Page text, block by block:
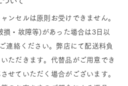
ンセルは原則お受けできません。
損・故障等)があった場合は3日以
連絡ください。弊店にて配送料負
ただきます。代替品がご用意でき
せていただく場合がございます。